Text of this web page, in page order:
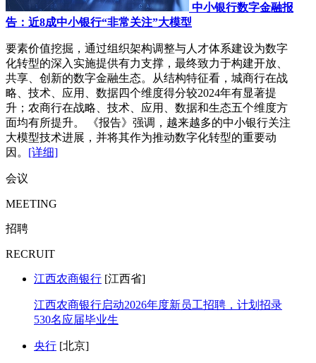
中小银行数字金融报
告：近8成中小银行“非常关注”大模型
要素价值挖掘，通过组织架构调整与人才体系建设为数字
化转型的深入实施提供有力支撑，最终致力于构建开放、
共享、创新的数字金融生态。从结构特征看，城商行在战
略、技术、应用、数据四个维度得分较2024年有显著提
升；农商行在战略、技术、应用、数据和生态五个维度方
面均有所提升。 《报告》强调，越来越多的中小银行关注
大模型技术进展，并将其作为推动数字化转型的重要动
因。 [详细]
会议
MEETING
招聘
RECRUIT
江西农商银行 [江西省]
江西农商银行启动2026年度新员工招聘，计划招录
530名应届毕业生
央行 [北京]